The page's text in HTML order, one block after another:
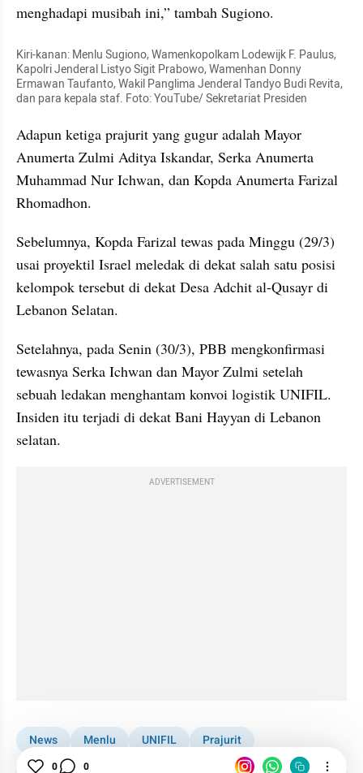
menghadapi musibah ini,” tambah Sugiono.
Kiri-kanan: Menlu Sugiono, Wamenkopolkam Lodewijk F. Paulus,
Kapolri Jenderal Listyo Sigit Prabowo, Wamenhan Donny
Ermawan Taufanto, Wakil Panglima Jenderal Tandyo Budi Revita,
dan para kepala staf. Foto: YouTube/ Sekretariat Presiden
Adapun ketiga prajurit yang gugur adalah Mayor
Anumerta Zulmi Aditya Iskandar, Serka Anumerta
Muhammad Nur Ichwan, dan Kopda Anumerta Farizal
Rhomadhon.
Sebelumnya, Kopda Farizal tewas pada Minggu (29/3)
usai proyektil Israel meledak di dekat salah satu posisi
kelompok tersebut di dekat Desa Adchit al-Qusayr di
Lebanon Selatan.
Setelahnya, pada Senin (30/3), PBB mengkonfirmasi
tewasnya Serka Ichwan dan Mayor Zulmi setelah
sebuah ledakan menghantam konvoi logistik UNIFIL.
Insiden itu terjadi di dekat Bani Hayyan di Lebanon
selatan.
ADVERTISEMENT
News Menlu UNIFIL
Prajurit
Pasukan Perdamaian RI Gugur di Lebanon
0 0